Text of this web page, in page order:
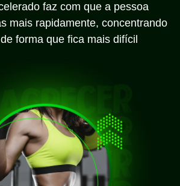
faz com que a pessoa
mais rapidamente, concentrando
forma que fica mais difícil